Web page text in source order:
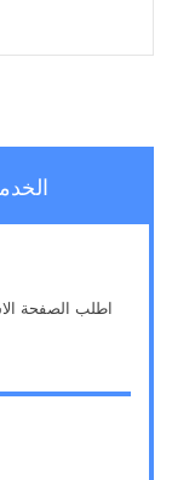
اطلب الصفحة